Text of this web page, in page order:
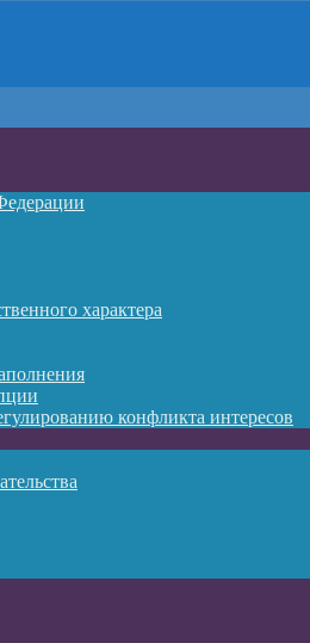
характера
конфликта интересов